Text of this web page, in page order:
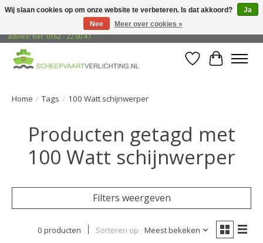
Gratis verzending naar adressen in Nederland! Opzoek naar vrijblijvend
advies? Bel: 0162 - 22 00 47
Verlanglijst
Home / Tags / 100 Watt schijnwerper
Producten getagd met
100 Watt schijnwerper
Filters weergeven
0 producten Sorteren op Meest bekeken
Wij slaan cookies op om onze website te verbeteren. Is dat akkoord?
Ja
Nee
Meer over cookies »